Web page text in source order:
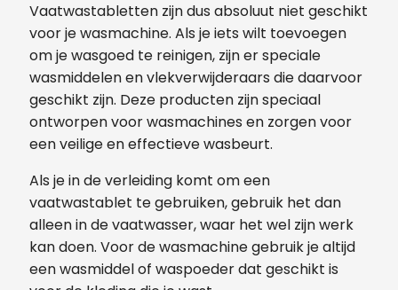
Vaatwastabletten zijn dus absoluut niet geschikt
voor je wasmachine. Als je iets wilt toevoegen
om je wasgoed te reinigen, zijn er speciale
wasmiddelen en vlekverwijderaars die daarvoor
geschikt zijn. Deze producten zijn speciaal
ontworpen voor wasmachines en zorgen voor
een veilige en effectieve wasbeurt.
Als je in de verleiding komt om een
vaatwastablet te gebruiken, gebruik het dan
alleen in de vaatwasser, waar het wel zijn werk
kan doen. Voor de wasmachine gebruik je altijd
een wasmiddel of waspoeder dat geschikt is